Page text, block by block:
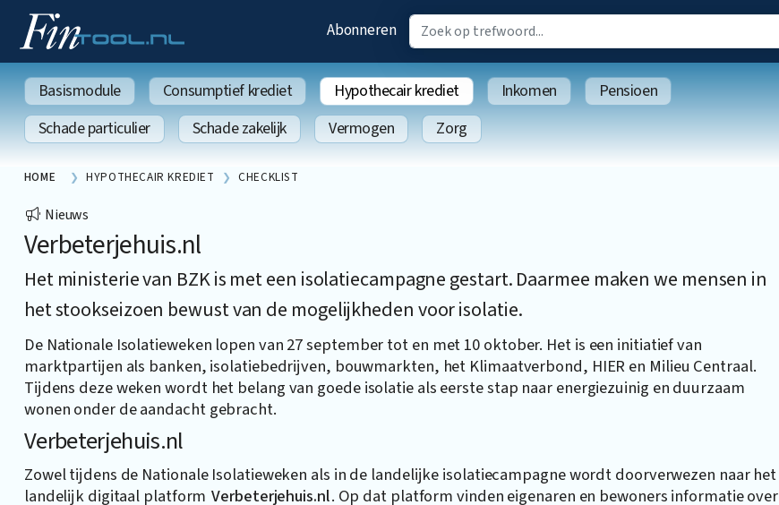
Abonneren
Basismodule Consumptief krediet Hypothecair krediet Inkomen
Pensioen
Schade particulier
Schade zakelijk Vermogen Zorg
HOME HYPOTHECAIR KREDIET CHECKLIST
Nieuws
Verbeterjehuis.nl
Het ministerie van BZK is met een isolatiecampagne gestart. Daarmee maken we mensen in
het stookseizoen bewust van de mogelijkheden voor isolatie.
De Nationale Isolatieweken lopen van 27 september tot en met 10 oktober. Het is een initiatief van
marktpartijen als banken, isolatiebedrijven, bouwmarkten, het Klimaatverbond, HIER en Milieu Centraal.
Tijdens deze weken wordt het belang van goede isolatie als eerste stap naar energiezuinig en duurzaam
wonen onder de aandacht gebracht.
Verbeterjehuis.nl
Zowel tijdens de Nationale Isolatieweken als in de landelijke isolatiecampagne wordt doorverwezen naar het
landelijk digitaal platform Verbeterjehuis.nl. Op dat platform vinden eigenaren en bewoners informatie over